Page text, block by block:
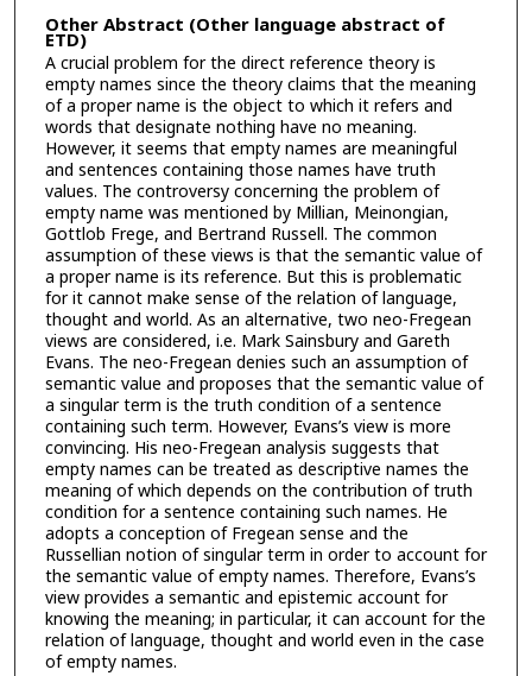
Other Abstract (Other language abstract of
ETD)
A crucial problem for the direct reference theory is
empty names since the theory claims that the meaning
of a proper name is the object to which it refers and
words that designate nothing have no meaning.
However, it seems that empty names are meaningful
and sentences containing those names have truth
values. The controversy concerning the problem of
empty name was mentioned by Millian, Meinongian,
Gottlob Frege, and Bertrand Russell. The common
assumption of these views is that the semantic value of
a proper name is its reference. But this is problematic
for it cannot make sense of the relation of language,
thought and world. As an alternative, two neo-Fregean
views are considered, i.e. Mark Sainsbury and Gareth
Evans. The neo-Fregean denies such an assumption of
semantic value and proposes that the semantic value of
a singular term is the truth condition of a sentence
containing such term. However, Evans’s view is more
convincing. His neo-Fregean analysis suggests that
empty names can be treated as descriptive names the
meaning of which depends on the contribution of truth
condition for a sentence containing such names. He
adopts a conception of Fregean sense and the
Russellian notion of singular term in order to account for
the semantic value of empty names. Therefore, Evans’s
view provides a semantic and epistemic account for
knowing the meaning; in particular, it can account for the
relation of language, thought and world even in the case
of empty names.